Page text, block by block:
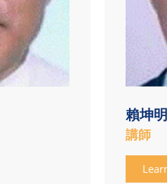
賴坤明
講師